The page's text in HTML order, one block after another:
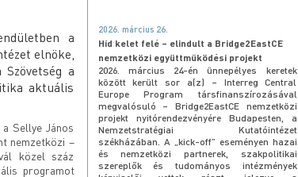
a
elnöke,
a
aktuális
Sellye János
nemzetközi –
közel száz
programot
2026. március 26.
Híd kelet felé – elindult a Bridge2EastCE
nemzetközi együttműködési projekt
2026. március 24-én ünnepélyes keretek
között került sor a(z) – Interreg Central
Europe Program társfinanszírozásával
megvalósuló – Bridge2EastCE nemzetközi
projekt nyitórendezvényére Budapesten, a
Nemzetstratégiai Kutatóintézet
székházában. A „kick-off” eseményen hazai
és nemzetközi partnerek, szakpolitikai
szereplők és tudományos intézmények